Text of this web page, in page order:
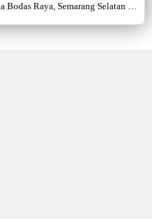
Raya, Semarang Selatan –
asri & strategis.